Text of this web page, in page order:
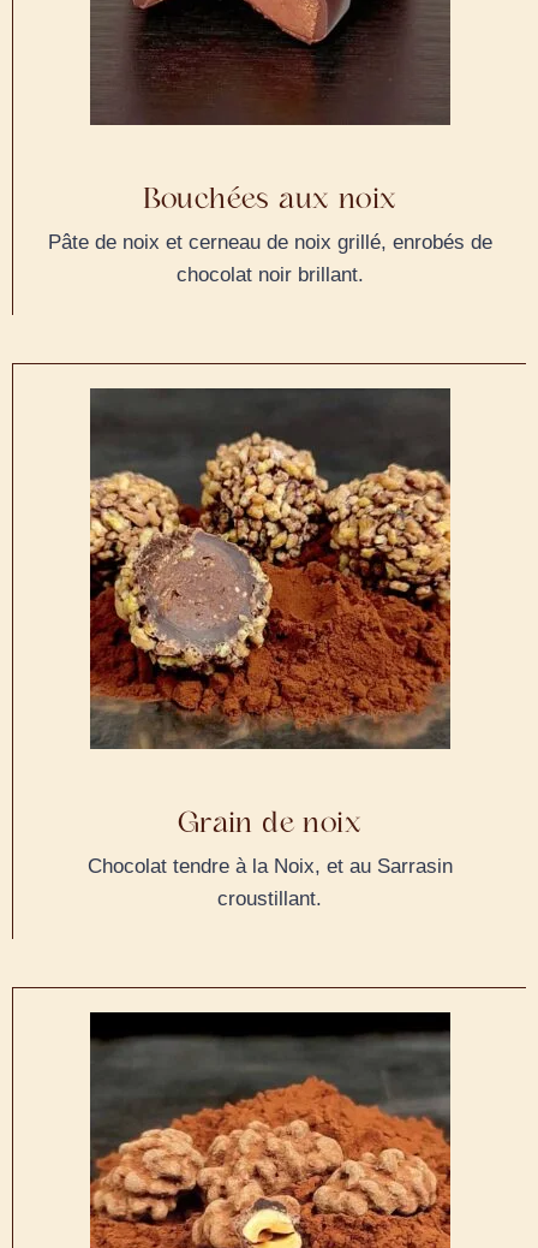
Bouchées aux noix
Pâte de noix et cerneau de noix grillé, enrobés de
chocolat noir brillant.
Grain de noix
Chocolat tendre à la Noix, et au Sarrasin
croustillant.